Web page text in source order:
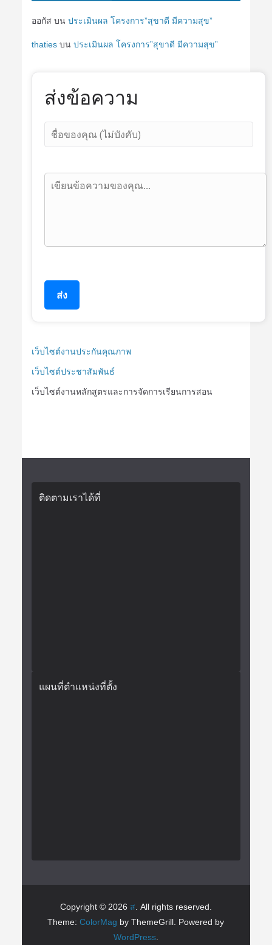
ออกัส บน ประเมินผล โครงการ”สุขาดี มีความสุข”
thatiesบน ประเมินผล โครงการ”สุขาดี มีความสุข”
ส่งข้อความ
ส่ง
เว็บไซต์งานประกันคุณภาพ
เว็บไซต์ประชาสัมพันธ์
เว็บไซต์งานหลักสูตรและการจัดการเรียนการสอน
ติดตามเราได้ที่
แผนที่ตำแหน่งที่ตั้ง
Copyright © 2026 ส . All rights reserved.
Theme:ColorMag by ThemeGrill. Powered by
WordPress.